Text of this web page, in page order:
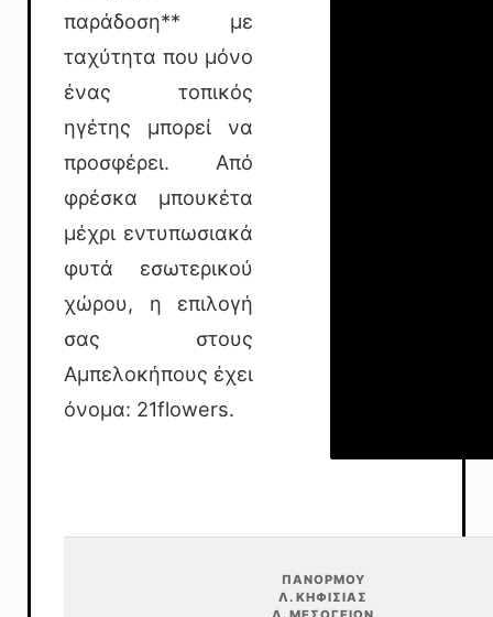
παράδοση** με
ταχύτητα που μόνο
ένας τοπικός
ηγέτης μπορεί να
προσφέρει. Από
φρέσκα μπουκέτα
μέχρι εντυπωσιακά
φυτά εσωτερικού
χώρου, η επιλογή
σας στους
Αμπελοκήπους έχει
όνομα: 21flowers.
ΠΑΝΌΡΜΟΥ
Λ. ΚΗΦΙΣΊΑΣ